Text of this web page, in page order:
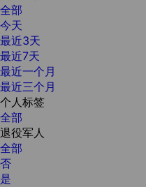
全部
今天
最近3天
最近7天
最近一个月
最近三个月
个人标签
全部
退役军人
全部
否
是